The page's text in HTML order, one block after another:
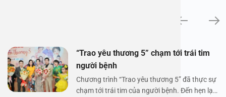
“Trao yêu thương 5” chạm tới trái tim
người bệnh
Chương trình “Trao yêu thương 5” đã thực sự
chạm tới trái tim của người bệnh. Đến hẹn lại